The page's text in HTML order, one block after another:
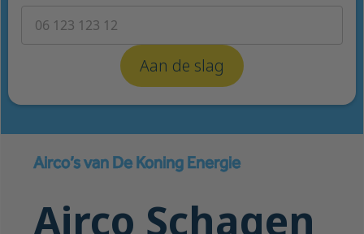
Airco’s van De Koning Energie
Airco Schagen